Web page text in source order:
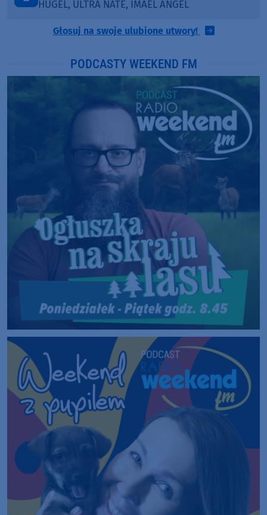
SANAH
Głosuj na swoje ulubione utwory!
PODCASTY WEEKEND FM